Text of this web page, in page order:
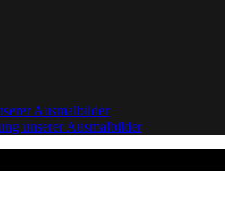
Ausmalbilder
unserer Ausmalbilder